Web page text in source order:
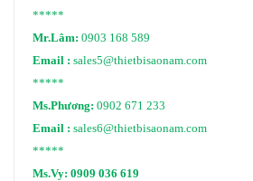
*****
Mr.Lâm: 0903 168 589
Email : sales5@thietbisaonam.com
*****
Ms.Phương: 0902 671 233
Email : sales6@thietbisaonam.com
*****
Ms.Vy: 0909 036 619